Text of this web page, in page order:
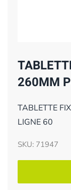
260MM
TABLETTE
LIGNE 60
SKU: 71947